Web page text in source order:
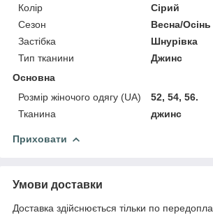
Колір
Сірий
Сезон
Весна/Осінь
Застібка
Шнурівка
Тип тканини
Джинс
Основна
Розмір жіночого одягу (UA)
52, 54, 56.
Тканина
джинс
Приховати
Умови доставки
Доставка здійснюється тільки по